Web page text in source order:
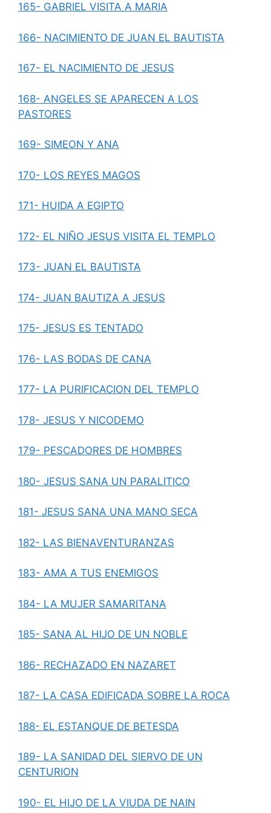
165- GABRIEL VISITA A MARIA
166- NACIMIENTO DE JUAN EL BAUTISTA
167- EL NACIMIENTO DE JESUS
168- ANGELES SE APARECEN A LOS
PASTORES
169- SIMEON Y ANA
170- LOS REYES MAGOS
171- HUIDA A EGIPTO
172- EL NIÑO JESUS VISITA EL TEMPLO
173- JUAN EL BAUTISTA
174- JUAN BAUTIZA A JESUS
175- JESUS ES TENTADO
176- LAS BODAS DE CANA
177- LA PURIFICACION DEL TEMPLO
178- JESUS Y NICODEMO
179- PESCADORES DE HOMBRES
180- JESUS SANA UN PARALITICO
181- JESUS SANA UNA MANO SECA
182- LAS BIENAVENTURANZAS
183- AMA A TUS ENEMIGOS
184- LA MUJER SAMARITANA
185- SANA AL HIJO DE UN NOBLE
186- RECHAZADO EN NAZARET
187- LA CASA EDIFICADA SOBRE LA ROCA
188- EL ESTANQUE DE BETESDA
189- LA SANIDAD DEL SIERVO DE UN
CENTURION
190- EL HIJO DE LA VIUDA DE NAIN